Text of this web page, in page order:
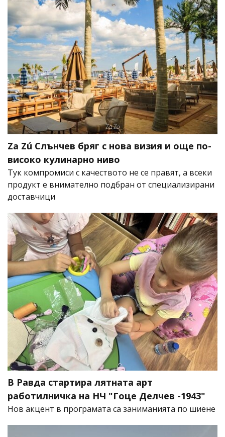
Za Zú Слънчев бряг с нова визия и още по-
високо кулинарно ниво
Тук компромиси с качеството не се правят, а всеки
продукт е внимателно подбран от специализирани
доставчици
В Равда стартира лятната арт
работилничка на НЧ "Гоце Делчев -1943"
Нов акцент в програмата са заниманията по шиене